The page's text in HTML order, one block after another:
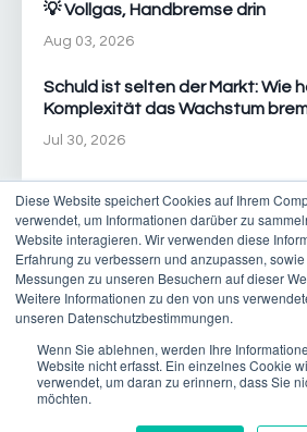
Diese Website speichert Cookies auf Ihrem
verwendet, um Informationen darüber zu
Website interagieren. Wir verwenden diese
Erfahrung zu verbessern und anzupassen,
Messungen zu unseren Besuchern auf dieser
Weitere Informationen zu den von uns
unseren Datenschutzbestimmungen.
Wenn Sie ablehnen, werden Ihre
Website nicht erfasst. Ein einzelnes Cookie
verwendet, um daran zu erinnern, dass Sie
möchten.
💡 Vollgas, Handbremse drin
Aug 03, 2026
Schuld ist selten der Markt: Wie
Komplexität das Wachstum
Jul 30, 2026
© 2026 New Pace Consulting AG | T
contact@new-pace.com
Impressum